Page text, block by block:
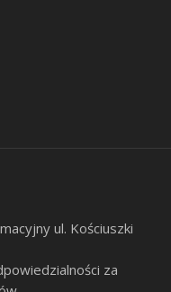
ul. Kościuszki
za